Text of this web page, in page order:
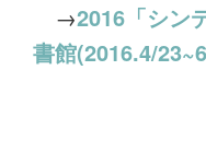
→2016「シン
書館(2016.4/